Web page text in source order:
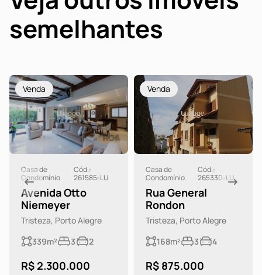
semelhantes
Venda
Casa de
Condomínio
Cód.:
261585-LU
Avenida Otto
Niemeyer
Tristeza, Porto Alegre
339m²
3 2
R$ 2.300.000
Venda
Casa de
Condomínio
Cód.:
265330-LU
Rua General
Rondon
Tristeza, Porto Alegre
168m²
3 4
R$ 875.000